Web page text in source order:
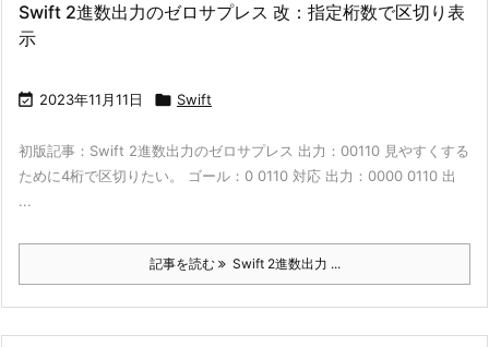
Swift 2進数出力のゼロサプレス 改：指定桁数で区切り表
示
 2023年11月11日  Swift
初版記事：Swift 2進数出力のゼロサプレス 出力：00110 見やすくする
ために4桁で区切りたい。 ゴール：0 0110 対応 出力：0000 0110 出
...
記事を読む Swift 2進数出力 ...